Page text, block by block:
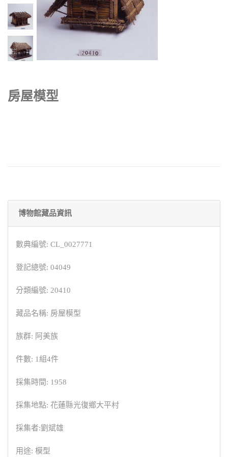
房屋模型
博物館藏品資訊
數典編號: CL_0027771
登記總號: 04049
分類編號: 20410
藏品名稱: 房屋模型
族群: 阿美族
件數: 1組4件
採集時間: 1958
採集地點: 花蓮縣光復鄉大平村
採集者:劉斌雄
用途: 模型